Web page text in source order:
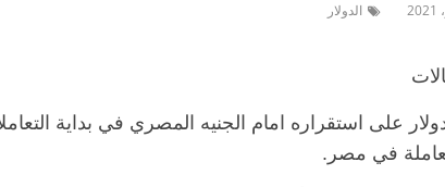
الدولار
على استقراره امام الجنيه المصري في بداية
في مصر.